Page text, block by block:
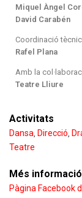
Miquel Àngel
David Carabén
Coordinació
Rafel Plana
Amb la
Teatre Lliure
Activitats
Dansa Direcció
Teatre
Més informació
Pàgina Facebook